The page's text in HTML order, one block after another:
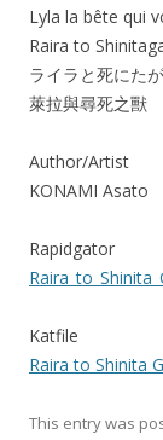
Lyla la bête qui
Raira to
ライラと死にた
萊拉與尋死之獸
Author/Artist
KONAMI Asato
Rapidgator
Katfile
Raira to Shinita
This entry was